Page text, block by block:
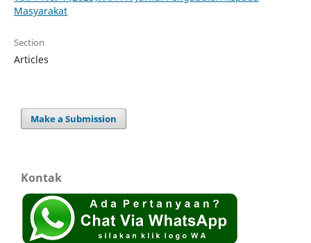
Masyarakat
Section
Articles
Make a Submission
Kontak